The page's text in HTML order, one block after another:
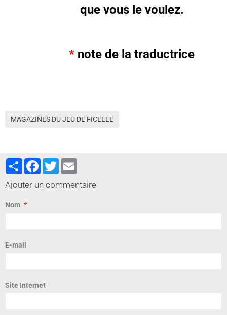
que vous le voulez.
* note de la traductrice
MAGAZINES DU JEU DE FICELLE
PartagerFacebook
Twitter
Ajouter un commentaire
Nom
E-mail
Site Internet